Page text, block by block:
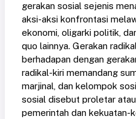
gerakan sosial sejenis
aksi-aksi konfrontasi
ekonomi, oligarki politik,
quo lainnya. Gerakan
berhadapan dengan
radikal-kiri memandang
marjinal, dan kelompok
sosial disebut proletar
pemerintah dan kekuatan-